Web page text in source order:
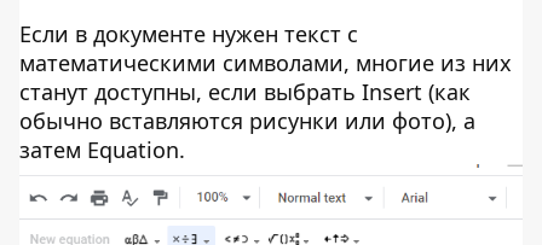
Если в документе нужен текст с
математическими символами, многие из них
станут доступны, если выбрать Insert (как
обычно вставляются рисунки или фото), а
затем Equation.